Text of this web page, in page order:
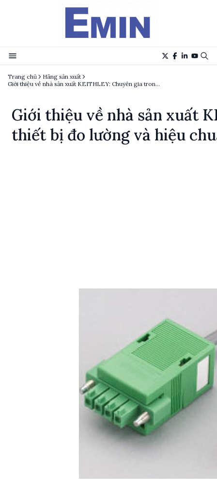
Trang chủ
Hãng sản xuất
Giới thiệu về nhà sản xuất KEITHLEY: Chuyên gia trong lĩnh vực thiết bị đo lường và hiệu chuẩn
Giới thiệu về nhà sản xuất
thiết bị đo lường và hiệu